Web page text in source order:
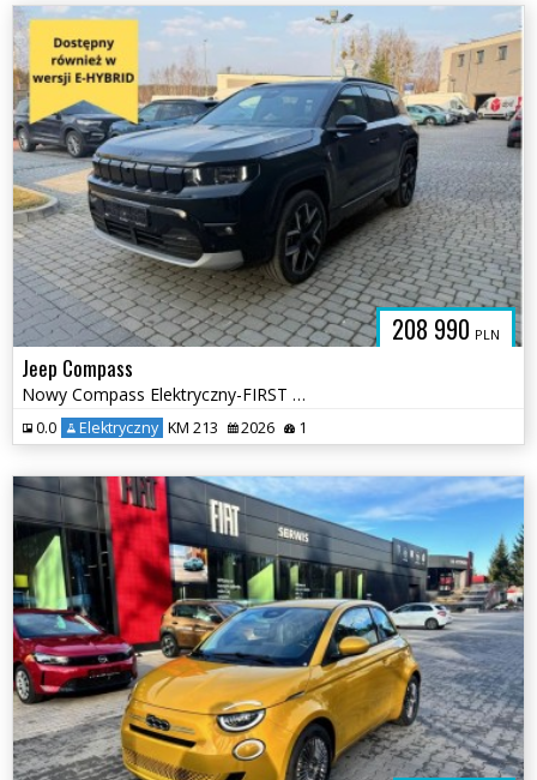
208 990 PLN
Jeep Compass
Nowy Compass Elektryczny-FIRST EDITION BEV eMotor 213 KM FWD
0.0 Elektryczny KM 213 2026 1